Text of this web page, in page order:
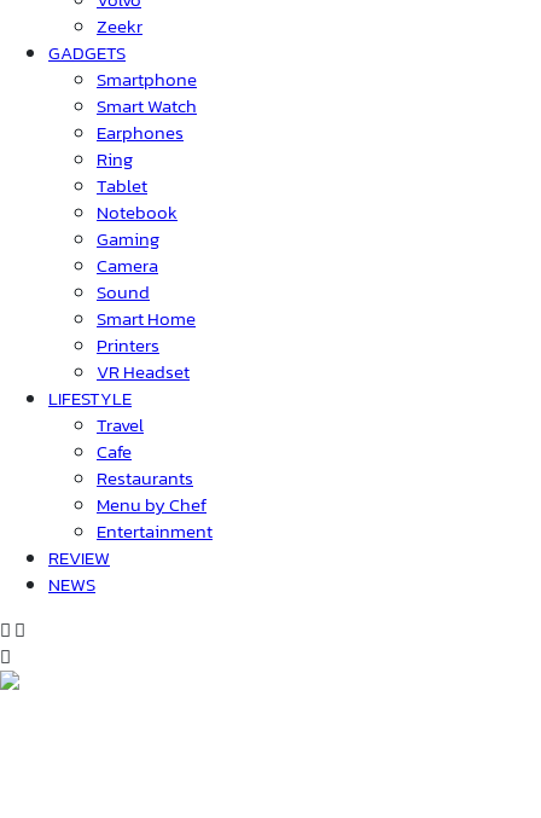
Zeekr
GADGETS
Smartphone
Smart Watch
Earphones
Ring
Tablet
Notebook
Gaming
Camera
Sound
Smart Home
Printers
VR Headset
LIFESTYLE
Travel
Cafe
Restaurants
Menu by Chef
Entertainment
REVIEW
NEWS